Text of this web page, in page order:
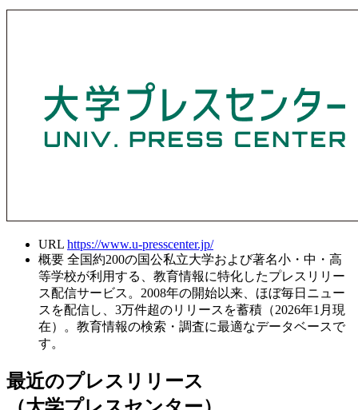
URL https://www.u-presscenter.jp/
概要 全国約200の国公私立大学および著名小・中・高
等学校が利用する、教育情報に特化したプレスリリー
ス配信サービス。2008年の開始以来、ほぼ毎日ニュー
スを配信し、3万件超のリリースを蓄積（2026年1月現
在）。教育情報の検索・調査に最適なデータベースで
す。
最近のプレスリリース